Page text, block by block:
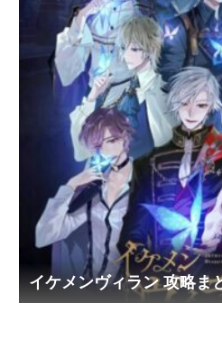
イケメンヴィラン 攻略ま